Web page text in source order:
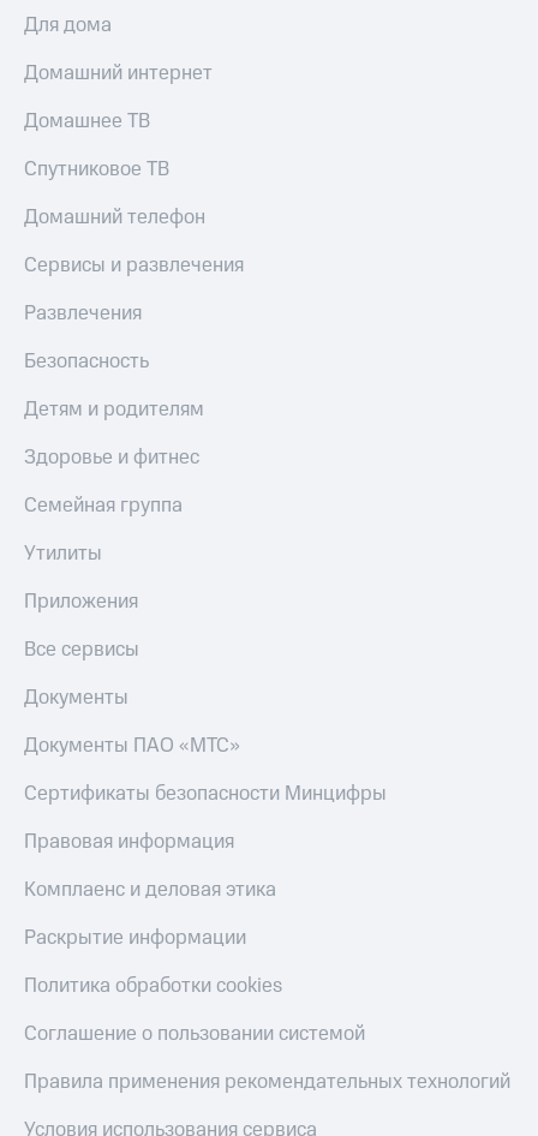
и
товары
Для дома
Домашний интернет
Домашнее ТВ
Спутниковое ТВ
Домашний телефон
Сервисы и развлечения
Развлечения
Безопасность
Детям и родителям
Здоровье и фитнес
Семейная группа
Утилиты
Приложения
Все сервисы
Документы
Документы ПАО «МТС»
Сертификаты безопасности Минцифры
Правовая информация
Комплаенс и деловая этика
Раскрытие информации
Политика обработки cookies
Соглашение о пользовании системой
Правила применения рекомендательных технологий